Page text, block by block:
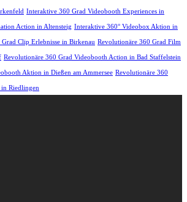
Interaktive 360 Grad Videobooth Experiences in
Action in Altensteig Interaktive 360° Videobox Aktion in
Clip Erlebnisse in Birkenau Revolutionäre 360 Grad Film
Revolutionäre 360 Grad Videobooth Action in Bad Staffelstein
Aktion in Dießen am Ammersee Revolutionäre 360
Riedlingen